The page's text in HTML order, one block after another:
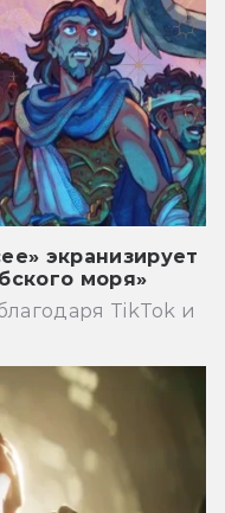
экранизирует
моря»
TikTok и